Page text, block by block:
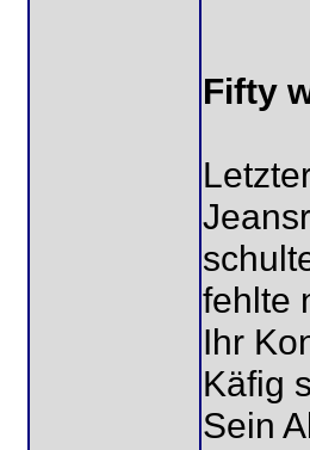
Fifty
fehlte
Ihr
Käfig
Sein